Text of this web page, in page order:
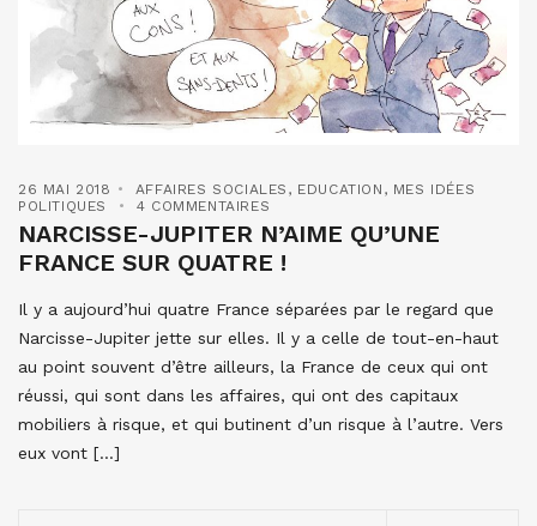
26 MAI 2018 AFFAIRES SOCIALES , EDUCATION , MES IDÉES
POLITIQUES
4 COMMENTAIRES
NARCISSE-JUPITER N’AIME QU’UNE
FRANCE SUR QUATRE !
Il y a aujourd’hui quatre France séparées par le regard que
Narcisse-Jupiter jette sur elles. Il y a celle de tout-en-haut
au point souvent d’être ailleurs, la France de ceux qui ont
réussi, qui sont dans les affaires, qui ont des capitaux
mobiliers à risque, et qui butinent d’un risque à l’autre. Vers
eux vont […]